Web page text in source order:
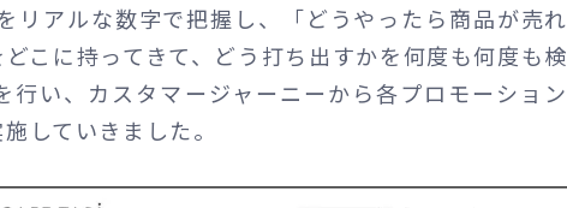
リアルな数字で把握し、「どうやったら商品が売れ
こに持ってきて、どう打ち出すかを何度も何度も検
い、カスタマージャーニーから各プロモーション
していきました。